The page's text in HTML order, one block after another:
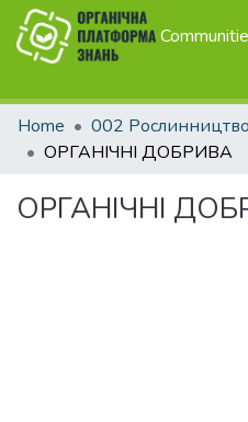
Home
002 Рослинництво
ОРГАНІЧНІ ДОБРИВА
ОРГАНІЧНІ